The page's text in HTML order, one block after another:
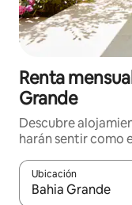
Renta
Grande
Descubre
harán sentir como
Ubicación
Cuando los